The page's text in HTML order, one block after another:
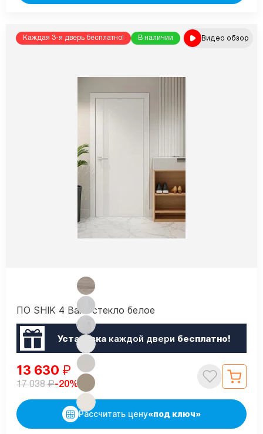
Каждая 3-я дверь бесплатно! В наличии Видео обзор
ПО SHIK 4 Вайт стекло белое
Установкакаждой двери бесплатно!
13 630 ₽
17 038₽-20%
Рассчитать цену«под ключ»